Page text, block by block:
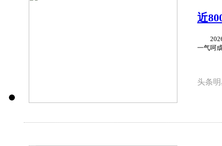
近
2026
一气呵
头条